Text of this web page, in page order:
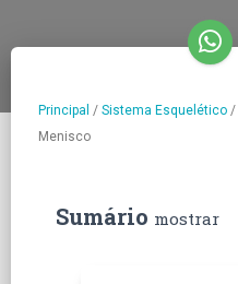
Principal / Sistema Esquelético /
Menisco
Sumário mostrar